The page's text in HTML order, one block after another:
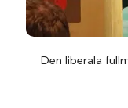
Den liberala